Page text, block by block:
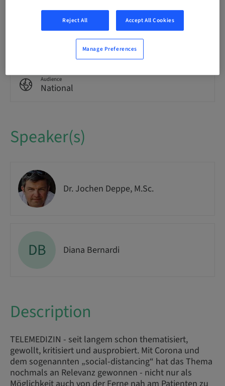
Delivery method
Audience
National
Speaker(s)
Dr. Jochen Deppe, M.Sc.
DB Diana Bernardi
Description
TELEMEDIZIN - seit langem schon thematisiert,
gewollt, kritisiert und ausprobiert. Mit Corona und
dem sogenannten „social-distancing“ hat das Thema
nochmals an Relevanz gewonnen - nicht nur als
Reject All Accept All Cookies
Manage Preferences